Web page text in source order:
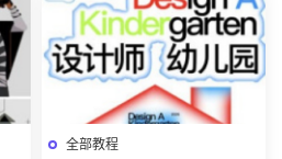
全部教程